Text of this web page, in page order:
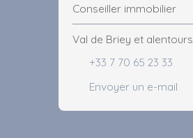
Conseiller immobilier
Val de Briey et alentours
+33 7 70 65 23 33
Envoyer un e-mail